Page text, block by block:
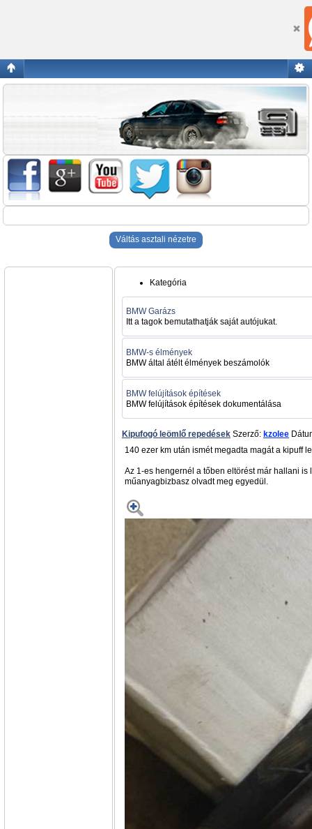
Váltás asztali nézetre
Kategória
BMW Garázs
Itt a tagok bemutathatják saját autójukat.
BMW-s élmények
BMW által átélt élmények beszámolók
BMW felújítások építések
BMW felújítások építések dokumentálása
Kipufogó leömlő repedések Szerző: kzolee
140 ezer km után ismét megadta magát a kipuff
Az 1-es hengernél a tőben eltörést már hallani
műanyagbizbasz olvadt meg egyedül.